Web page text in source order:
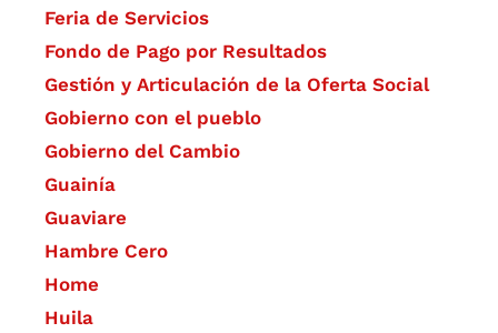
Feria de Servicios
Fondo de Pago por Resultados
Gestión y Articulación de la Oferta Social
Gobierno con el pueblo
Gobierno del Cambio
Guainía
Guaviare
Hambre Cero
Home
Huila